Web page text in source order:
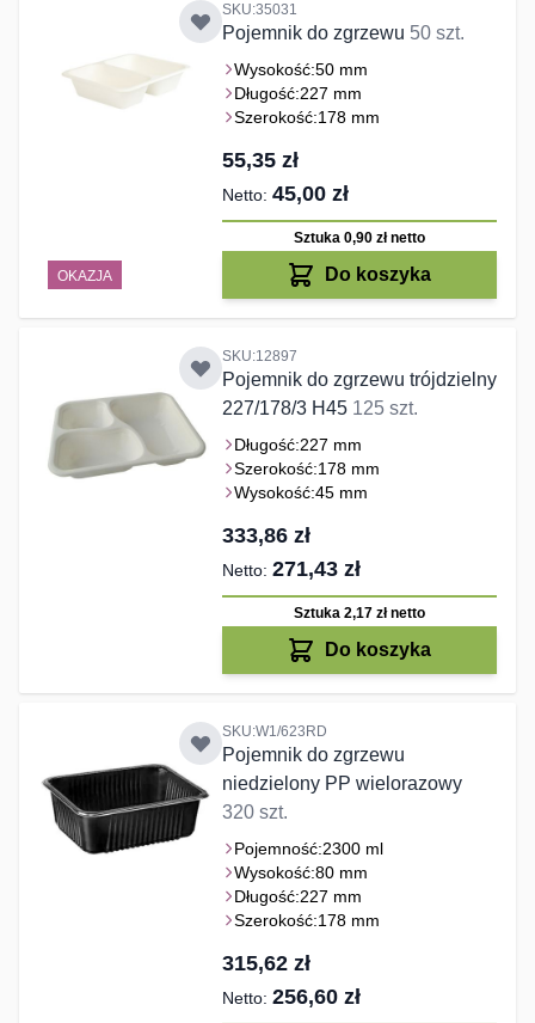
OKAZJA
SKU:35031
Pojemnik do zgrzewu 50 szt.
Wysokość:50 mm
Długość:227 mm
Szerokość:178 mm
55,35 zł
45,00 zł
Sztuka 0,90 złnetto
Do koszyka
SKU:12897
Pojemnik do zgrzewu trójdzielny
227/178/3 H45 125 szt.
Długość:227 mm
Szerokość:178 mm
Wysokość:45 mm
333,86 zł
271,43 zł
Sztuka 2,17 złnetto
Do koszyka
SKU:W1/623RD
Pojemnik do zgrzewu
niedzielony PP wielorazowy
320 szt.
Pojemność:2300 ml
Wysokość:80 mm
Długość:227 mm
Szerokość:178 mm
315,62 zł
256,60 zł